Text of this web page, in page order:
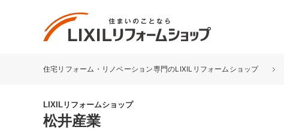
リフォーム事例を探す
LIXILリフォームショップについて
住宅リフォーム・リノベーション専門のLIXILリフォームショップ
LIXILリフォームショップ
松井産業